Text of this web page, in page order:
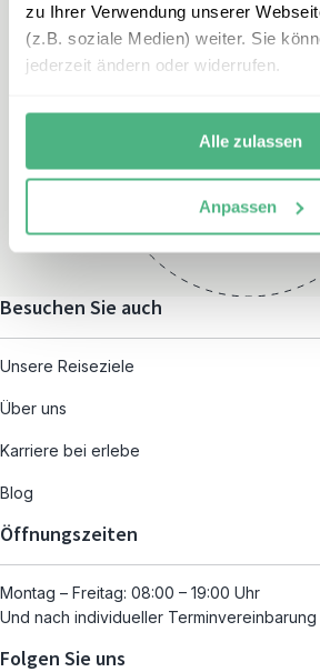
zu Ihrer Verwendung unserer
(z.B. soziale Medien) weiter. Sie
jederzeit ändern oder widerrufen.
Alle zulassen
Anpassen
Montag – Freitag:
und nach
Terminvereinbarung
Besuchen Sie auch
Unsere Reiseziele
Über uns
Karriere bei erlebe
Blog
Öffnungszeiten
Montag – Freitag: 08:00 – 19:00 Uhr
Und nach individueller Terminvereinbarung
Folgen Sie uns